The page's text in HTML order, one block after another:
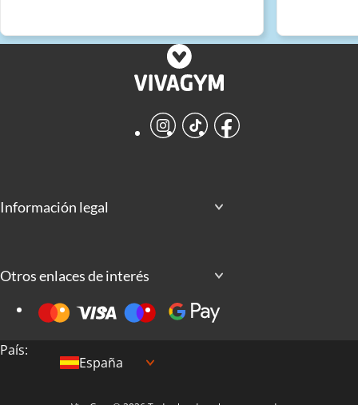
Instagram
TikTokFacebook
Información legal
Otros enlaces de interés
País:
España